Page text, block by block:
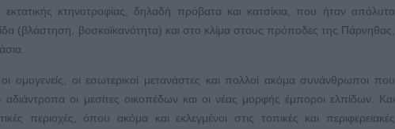
κτηνοτροφίας, δηλαδή πρόβατα και κατσίκια, που ήταν απόλυτα
(βλάστηση, βοσκοϊκανότητα) και στο κλίμα στους πρόποδες της Πάρνηθας,
ομογενείς, οι εσωτερικοί μετανάστες και πολλοί ακόμα συνάνθρωποι που
οι μεσίτες οικοπέδων και οι νέας μορφής έμποροι ελπίδων. Και
περιοχές, όπου ακόμα και εκλεγμένοι στις τοπικές και περιφερειακές